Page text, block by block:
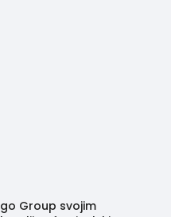
Group svojim